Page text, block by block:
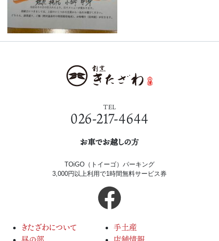
TEL
026-217-4644
お車でお越しの方
TOiGO（トイーゴ）パーキング
3,000円以上利用で1時間無料サービス券
きたざわについて
手土産